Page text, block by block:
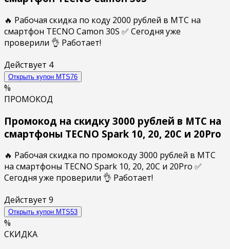
🔥 Рабочая скидка по коду 2000 рублей в МТС на
смартфон TECNO Camon 30S ✅ Сегодня уже
проверили 👌 Работает!
Действует 4
Открыть купон MTS76
%
ПРОМОКОД
Промокод на скидку 3000 рублей в МТС на
смартфоны TECNO Spark 10, 20, 20C и 20Pro
🔥 Рабочая скидка по промокоду 3000 рублей в МТС
на смартфоны TECNO Spark 10, 20, 20C и 20Pro ✅
Сегодня уже проверили 👌 Работает!
Действует 9
Открыть купон MTS53
%
СКИДКА